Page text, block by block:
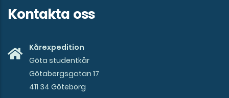
Kontakta oss
Kårexpedition
Göta studentkår
Götabergsgatan 17
411 34 Göteborg